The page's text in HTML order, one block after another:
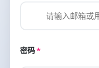
密码*